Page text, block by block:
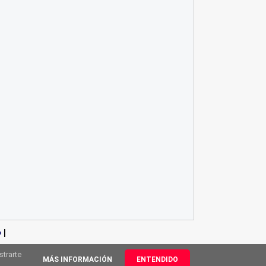
MÁS INFORMACIÓN ENTENDIDO